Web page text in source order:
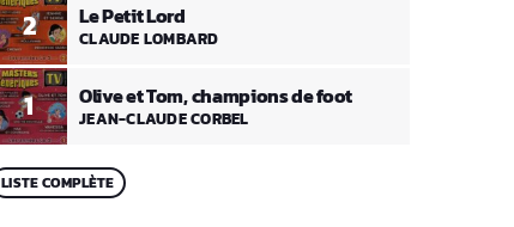
1 Olive et Tom, champions de foot
JEAN-CLAUDE CORBEL
2 Le Petit Lord
CLAUDE LOMBARD
LISTE COMPLÈTE